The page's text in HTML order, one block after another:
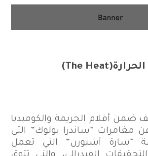
الحرارة(The Heat)
ضمن أفلام الجريمة والكوميديا
مغامرات “ساندرا بولوك” التي
أشبورن” التي تعمل